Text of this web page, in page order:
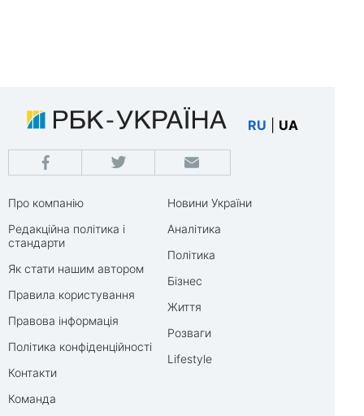
RU UA
Про компанію
Редакційна політика і
стандарти
Як стати нашим автором
Правила користування
Правова інформація
Політика конфіденційності
Контакти
Команда
Новини України
Аналітика
Політика
Бізнес
Життя
Розваги
Lifestyle